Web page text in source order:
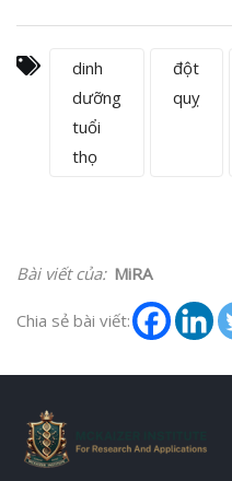
dinh
dưỡng
tuổi
thọ
đột
quỵ
Bài viết của: MiRA
Chia sẻ bài viết: